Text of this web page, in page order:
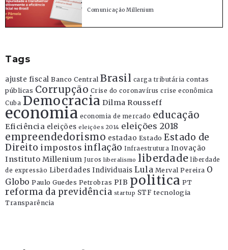
Comunicação Millenium
Tags
ajuste fiscal Banco Central Brasil carga tributária contas
públicas Corrupção Crise do coronavírus crise econômica
Cuba Democracia Dilma Rousseff
economia economia de mercado educação
Eficiência eleições eleições 2014 eleições 2018
empreendedorismo estadao Estado Estado de
Direito impostos inflação Infraestrutura Inovação
Instituto Millenium Juros liberalismo liberdade liberdade
de expressão Liberdades Individuais Lula Merval Pereira O
Globo Paulo Guedes Petrobras PIB politica PT
reforma da previdência startup STF tecnologia
Transparência